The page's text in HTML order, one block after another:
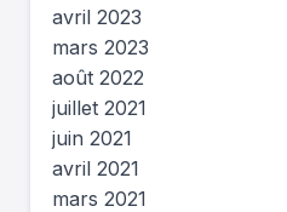
avril 2023
mars 2023
août 2022
juillet 2021
juin 2021
avril 2021
mars 2021